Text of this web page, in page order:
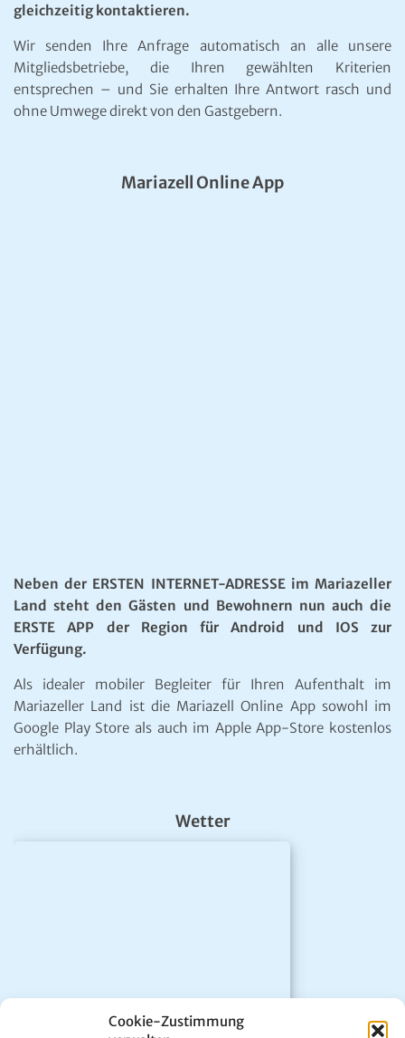
Cookie-Zustimmung
gleichzeitig kontaktieren.
Wir senden Ihre Anfrage automatisch an alle unsere
Mitgliedsbetriebe, die Ihren gewählten Kriterien
entsprechen – und Sie erhalten Ihre Antwort rasch und
ohne Umwege direkt von den Gastgebern.
Mariazell Online App
Neben der ERSTEN INTERNET-ADRESSE im Mariazeller
Land steht den Gästen und Bewohnern nun auch die
ERSTE APP der Region für Android und IOS zur
Verfügung.
Als idealer mobiler Begleiter für Ihren Aufenthalt im
Mariazeller Land ist die Mariazell Online App sowohl im
Google Play Store als auch im Apple App-Store kostenlos
erhältlich.
Wetter